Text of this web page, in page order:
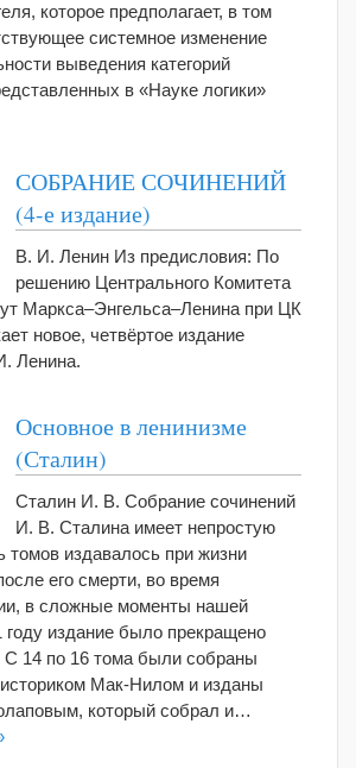
которое предполагает, в том
системное изменение
выведения категорий
в «Науке логики»
СОБРАНИЕ СОЧИНЕНИЙ
(4-е издание)
В. И. Ленин Из предисловия: По
решению Центрального Комитета
Маркса–Энгельса–Ленина при ЦК
новое, четвёртое издание
Ленина.
Основное в ленинизме
(Сталин)
Сталин И. В. Собрание сочинений
И. В. Сталина имеет непростую
томов издавалось при жизни
его смерти, во время
в сложные моменты нашей
году издание было прекращено
С 14 по 16 тома были собраны
Мак-Нилом и изданы
который собрал и…